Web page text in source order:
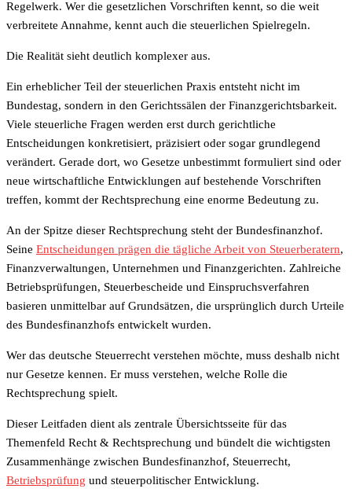
Regelwerk. Wer die gesetzlichen Vorschriften kennt, so die weit
verbreitete Annahme, kennt auch die steuerlichen Spielregeln.
Die Realität sieht deutlich komplexer aus.
Ein erheblicher Teil der steuerlichen Praxis entsteht nicht im
Bundestag, sondern in den Gerichtssälen der Finanzgerichtsbarkeit.
Viele steuerliche Fragen werden erst durch gerichtliche
Entscheidungen konkretisiert, präzisiert oder sogar grundlegend
verändert. Gerade dort, wo Gesetze unbestimmt formuliert sind oder
neue wirtschaftliche Entwicklungen auf bestehende Vorschriften
treffen, kommt der Rechtsprechung eine enorme Bedeutung zu.
An der Spitze dieser Rechtsprechung steht der Bundesfinanzhof.
Seine Entscheidungen prägen die tägliche Arbeit von Steuerberatern,
Finanzverwaltungen, Unternehmen und Finanzgerichten. Zahlreiche
Betriebsprüfungen, Steuerbescheide und Einspruchsverfahren
basieren unmittelbar auf Grundsätzen, die ursprünglich durch Urteile
des Bundesfinanzhofs entwickelt wurden.
Wer das deutsche Steuerrecht verstehen möchte, muss deshalb nicht
nur Gesetze kennen. Er muss verstehen, welche Rolle die
Rechtsprechung spielt.
Dieser Leitfaden dient als zentrale Übersichtsseite für das
Themenfeld Recht & Rechtsprechung und bündelt die wichtigsten
Zusammenhänge zwischen Bundesfinanzhof, Steuerrecht,
Betriebsprüfung und steuerpolitischer Entwicklung.